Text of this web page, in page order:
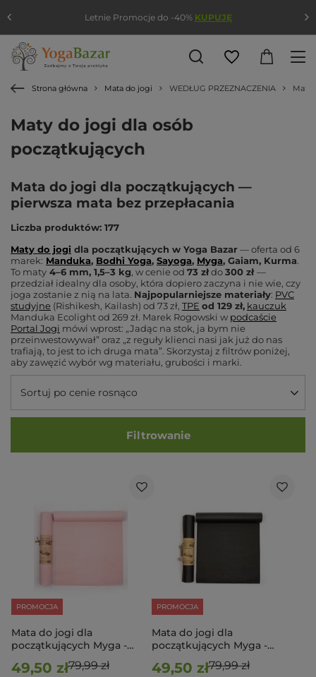
Strona główna Mata do jogi WEDŁUG PRZEZNACZENIA Mata
Maty do jogi dla osób
początkujących
Mata do jogi dla początkujących —
pierwsza mata bez przepłacania
Liczba produktów: 177
Maty do jogi dla początkujących w Yoga Bazar— oferta od 6
marek: Manduka, Bodhi Yoga, Sayoga, Myga, Gaiam, Kurma.
To maty 4–6 mm, 1,5–3 kg, w cenie od 73 złdo300 zł —
przedział idealny dla osoby, która dopiero zaczyna i nie wie, czy
joga zostanie z nią na lata. Najpopularniejsze materiały: PVC
studyjne (Rishikesh, Kailash) od 73 zł, TPE od 129 zł, kauczuk
Manduka Ecolight od 269 zł. Marek Rogowski w podcaście
Portal Jogi mówi wprost: „Jadąc na stok, ja bym nie
przeinwestowywał” oraz „z reguły klienci nasi jak już do nas
trafiają, to jest to ich druga mata”. Skorzystaj z filtrów poniżej,
aby zawęzić wybór wg materiału, grubości i marki.
Sortuj po cenie rosnąco
Filtrowanie
PROMOCJA
Mata do jogi dla
początkujących Myga -
49,50 zł79,99 zł
PROMOCJA
Mata do jogi dla
początkujących Myga -
49,50 zł79,99 zł
Letnie Promocje do -40% KUPUJĘ